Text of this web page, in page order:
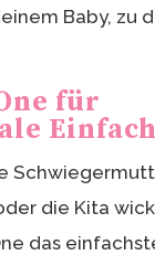
Baby, zu
für
die Kita
das